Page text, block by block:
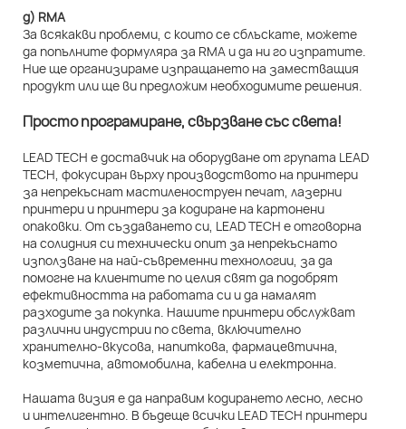
д) RMA
За всякакви проблеми, с които се сблъскате, можете
да попълните формуляра за RMA и да ни го изпратите.
Ние ще организираме изпращането на заместващия
продукт или ще ви предложим необходимите решения.
Просто програмиране, свързване със света!
LEAD TECH е доставчик на оборудване от групата LEAD
TECH, фокусиран върху производството на принтери
за непрекъснат мастиленоструен печат, лазерни
принтери и принтери за кодиране на картонени
опаковки. От създаването си, LEAD TECH е отговорна
на солидния си технически опит за непрекъснато
използване на най-съвременни технологии, за да
помогне на клиентите по целия свят да подобрят
ефективността на работата си и да намалят
разходите за покупка. Нашите принтери обслужват
различни индустрии по света, включително
хранително-вкусова, напиткова, фармацевтична,
козметична, автомобилна, кабелна и електронна.
Нашата визия е да направим кодирането лесно, лесно
и интелигентно. В бъдеще всички LEAD TECH принтери